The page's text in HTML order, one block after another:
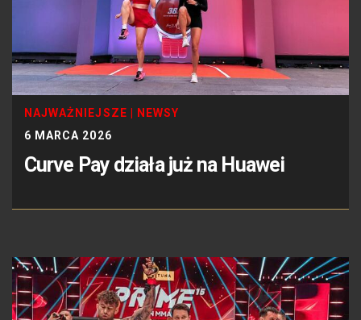
NAJWAŻNIEJSZE
NEWSY
6 MARCA 2026
Curve Pay działa już na Huawei